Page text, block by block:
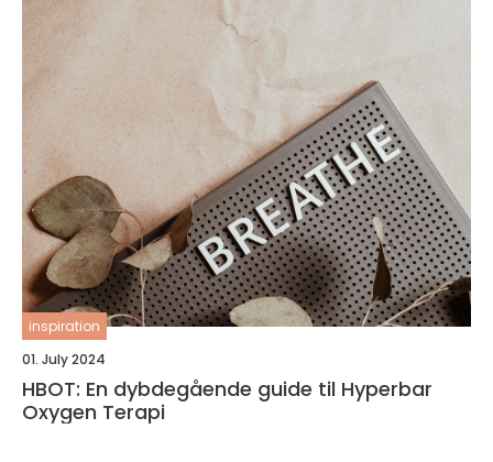
inspiration
01. July 2024
HBOT: En dybdegående guide til Hyperbar
Oxygen Terapi